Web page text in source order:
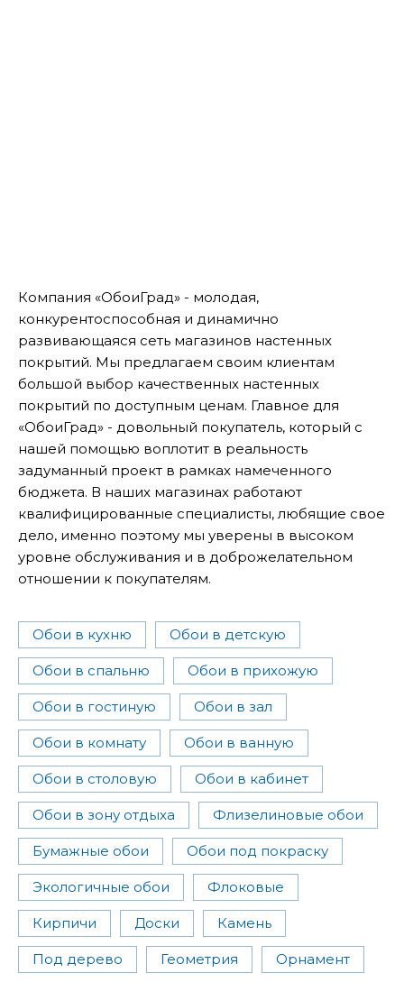
Компания «ОбоиГрад» - молодая,
конкурентоспособная и динамично
развивающаяся сеть магазинов настенных
покрытий. Мы предлагаем своим клиентам
большой выбор качественных настенных
покрытий по доступным ценам. Главное для
«ОбоиГрад» - довольный покупатель, который с
нашей помощью воплотит в реальность
задуманный проект в рамках намеченного
бюджета. В наших магазинах работают
квалифицированные специалисты, любящие свое
дело, именно поэтому мы уверены в высоком
уровне обслуживания и в доброжелательном
отношении к покупателям.
Обои в кухню Обои в детскую
Обои в спальню Обои в прихожую
Обои в гостиную Обои в зал
Обои в комнату Обои в ванную
Обои в столовую Обои в кабинет
Обои в зону отдыха Флизелиновые обои
Бумажные обои Обои под покраску
Экологичные обои Флоковые
Кирпичи Доски Камень
Под дерево Геометрия Орнамент